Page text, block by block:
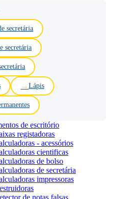
secretária
secretária
Lápis
de escritório
registadoras
- acessórios
cientificas
de bolso
de secretária
impressoras
de notas falsas